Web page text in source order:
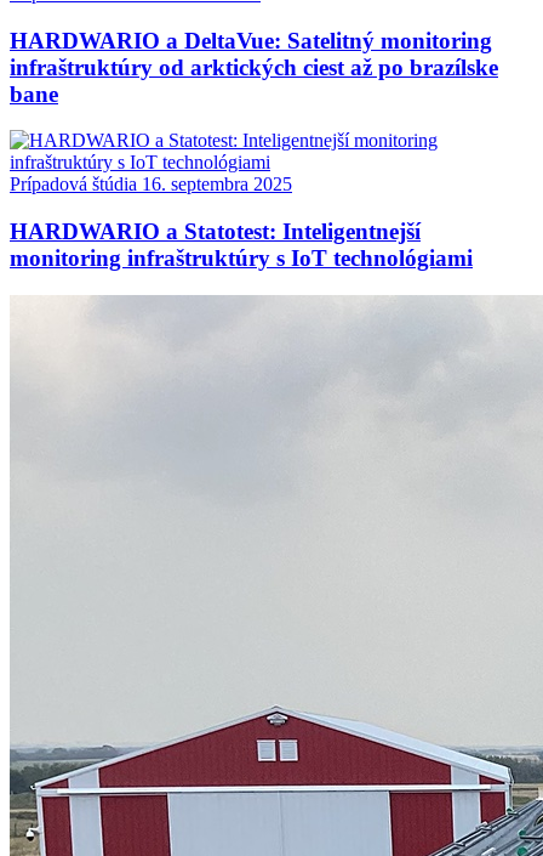
HARDWARIO a DeltaVue: Satelitný monitoring
infraštruktúry od arktických ciest až po brazílske
bane
Prípadová štúdia 16. septembra 2025
HARDWARIO a Statotest: Inteligentnejší
monitoring infraštruktúry s IoT technológiami